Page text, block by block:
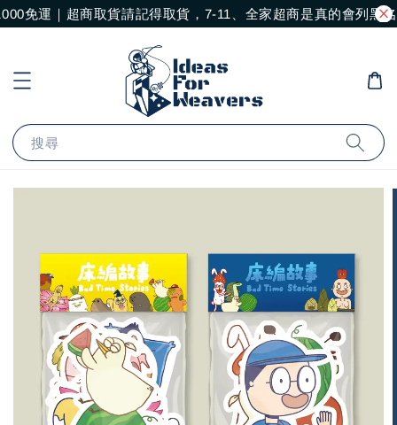
免運｜超商取貨請記得取貨，7-11、全家超商是真的會列黑名
搜尋